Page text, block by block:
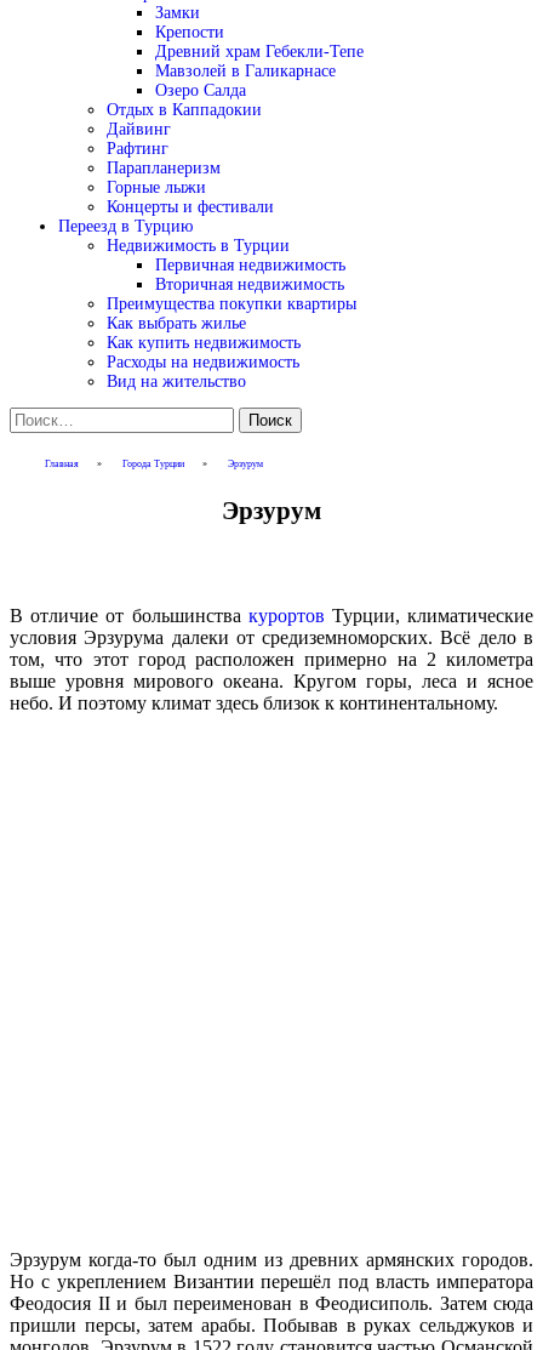
Замки
Крепости
Древний храм Гебекли-Тепе
Мавзолей в Галикарнасе
Озеро Салда
Отдых в Каппадокии
Дайвинг
Рафтинг
Парапланеризм
Горные лыжи
Концерты и фестивали
Переезд в Турцию
Недвижимость в Турции
Первичная недвижимость
Вторичная недвижимость
Преимущества покупки квартиры
Как выбрать жилье
Как купить недвижимость
Расходы на недвижимость
Вид на жительство
Найти:
Главная » Города Турции » Эрзурум
Эрзурум
В отличие от большинства курортов Турции, климатические
условия Эрзурума далеки от средиземноморских. Всё дело в
том, что этот город расположен примерно на 2 километра
выше уровня мирового океана. Кругом горы, леса и ясное
небо. И поэтому климат здесь близок к континентальному.
Эрзурум когда-то был одним из древних армянских городов.
Но с укреплением Византии перешёл под власть императора
Феодосия II и был переименован в Феодисиполь. Затем сюда
пришли персы, затем арабы. Побывав в руках сельджуков и